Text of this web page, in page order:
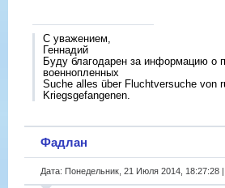
С уважением,
Геннадий
Буду благодарен за информацию о
военнопленных
Suche alles über Fluchtversuche von
Kriegsgefangenen.
Фадлан
Дата: Понедельник, 21 Июля 2014, 18:27:28